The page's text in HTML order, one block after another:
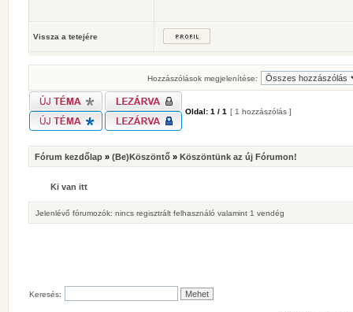
Vissza a tetejére
Hozzászólások megjelenítése:
Oldal: 1 / 1 [ 1 hozzászólás ]
Fórum kezdőlap » (Be)Köszöntő » Köszöntünk az új Fórumon!
Ki van itt
Jelenlévő fórumozók: nincs regisztrált felhasználó valamint 1 vendég
Keresés: